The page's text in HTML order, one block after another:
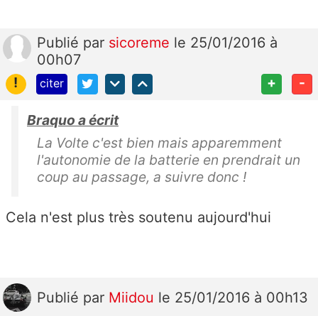
Publié par sicoreme le 25/01/2016 à
00h07
!
citer + -
Braquo a écrit
La Volte c'est bien mais apparemment
l'autonomie de la batterie en prendrait un
coup au passage, a suivre donc !
Cela n'est plus très soutenu aujourd'hui
Publié par Miidou le 25/01/2016 à 00h13